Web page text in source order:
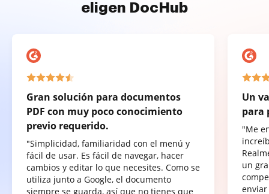
eligen DocHub
Gran solución para documentos
PDF con muy poco conocimiento
previo requerido.
"Simplicidad, familiaridad con el menú y
fácil de usar. Es fácil de navegar, hacer
cambios y editar lo que necesites. Como se
utiliza junto a Google, el documento
siempre se guarda, así que no tienes que
Un
para
"Me
un